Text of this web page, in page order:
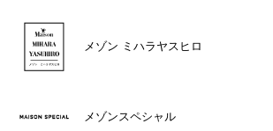
メゾン ミハラヤスヒロ
メゾンスペシャル